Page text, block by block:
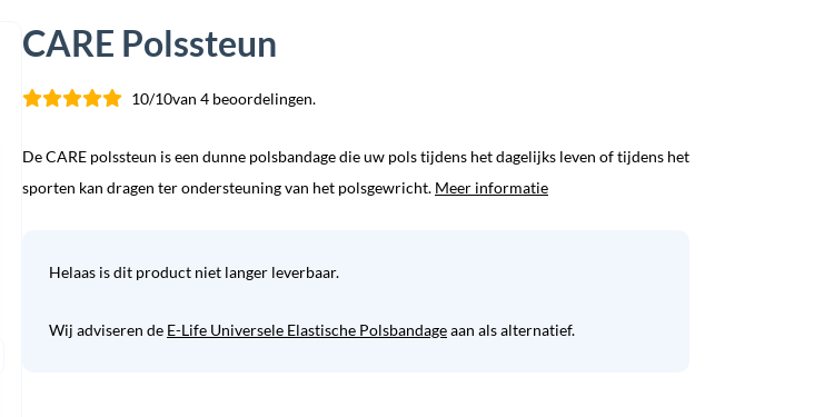
CARE Polssteun
10/10van 4 beoordelingen.
De CARE polssteun is een dunne polsbandage die uw pols tijdens het dagelijks leven of tijdens het
sporten kan dragen ter ondersteuning van het polsgewricht. Meer informatie
Helaas is dit product niet langer leverbaar.
Wij adviseren de E-Life Universele Elastische Polsbandageaan als alternatief.